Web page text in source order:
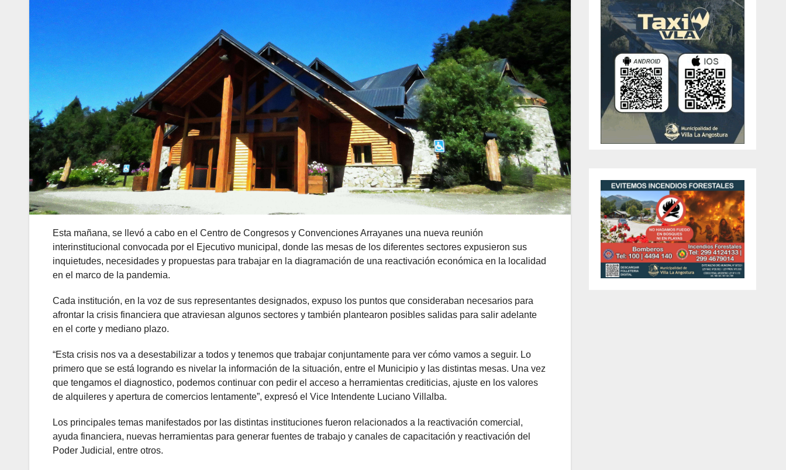
Esta mañana, se llevó a cabo en el Centro de Congresos y Convenciones Arrayanes una nueva reunión
interinstitucional convocada por el Ejecutivo municipal, donde las mesas de los diferentes sectores expusieron sus
inquietudes, necesidades y propuestas para trabajar en la diagramación de una reactivación económica en la localidad
en el marco de la pandemia.
Cada institución, en la voz de sus representantes designados, expuso los puntos que consideraban necesarios para
afrontar la crisis financiera que atraviesan algunos sectores y también plantearon posibles salidas para salir adelante
en el corte y mediano plazo.
“Esta crisis nos va a desestabilizar a todos y tenemos que trabajar conjuntamente para ver cómo vamos a seguir. Lo
primero que se está logrando es nivelar la información de la situación, entre el Municipio y las distintas mesas. Una vez
que tengamos el diagnostico, podemos continuar con pedir el acceso a herramientas crediticias, ajuste en los valores
de alquileres y apertura de comercios lentamente”, expresó el Vice Intendente Luciano Villalba.
Los principales temas manifestados por las distintas instituciones fueron relacionados a la reactivación comercial,
ayuda financiera, nuevas herramientas para generar fuentes de trabajo y canales de capacitación y reactivación del
Poder Judicial, entre otros.